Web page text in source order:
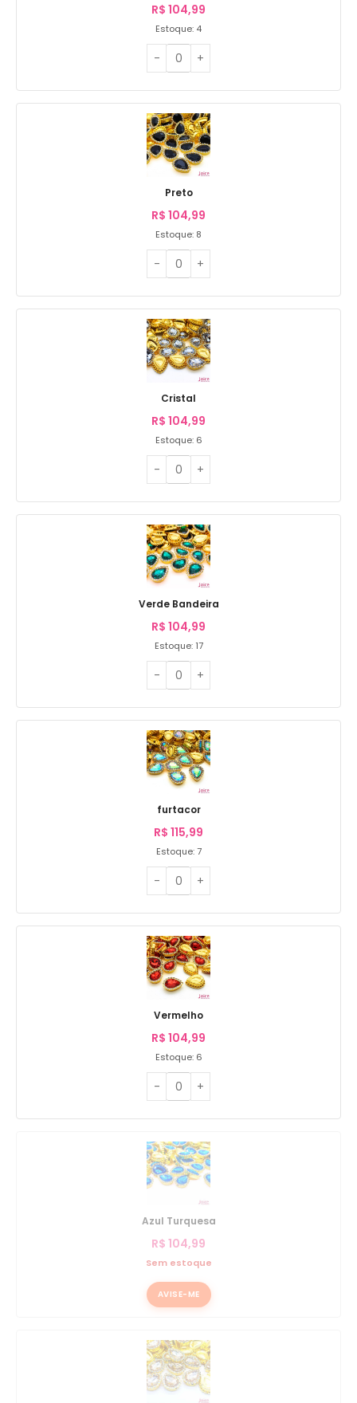
R$ 104,99
Estoque: 4
Preto
R$ 104,99
Estoque: 8
Cristal
R$ 104,99
Estoque: 6
Verde Bandeira
R$ 104,99
Estoque: 17
furtacor
R$ 115,99
Estoque: 7
Vermelho
R$ 104,99
Estoque: 6
Azul Turquesa
R$ 104,99
Sem estoque
AVISE-ME